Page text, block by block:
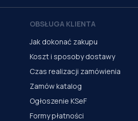
OBSŁUGA KLIENTA
Jak dokonać zakupu
Koszt i sposoby dostawy
Czas realizacji zamówienia
Zamów katalog
Ogłoszenie KSeF
Formy płatności